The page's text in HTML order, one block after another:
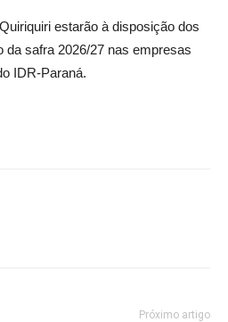
estarão à disposição dos
da safra 2026/27 nas empresas
IDR-Paraná.
Próximo artigo